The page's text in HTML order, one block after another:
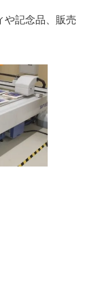
や記念品、販売